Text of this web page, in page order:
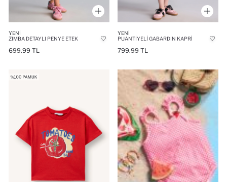
YENI
ZIMBA DETAYLI PENYE ETEK
699.99 TL
YENI
PUANTIYELI GABARDIN KAPRI
799.99 TL